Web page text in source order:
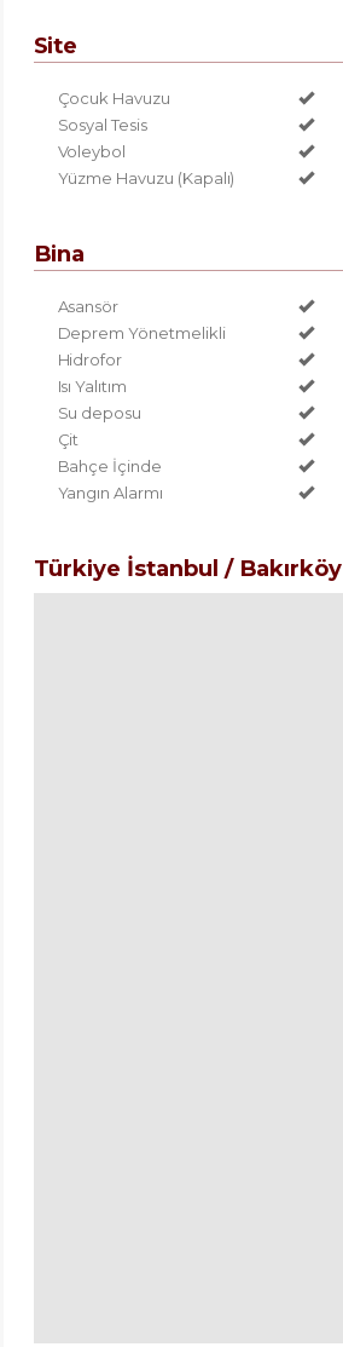
Site
Çocuk Havuzu
Sosyal Tesis
Voleybol
Yüzme Havuzu (Kapalı)
Bina
Asansör
Deprem Yönetmelikli
Hidrofor
Isı Yalıtım
Su deposu
Çit
Bahçe İçinde
Yangın Alarmı
Türkiye İstanbul / Bakırköy